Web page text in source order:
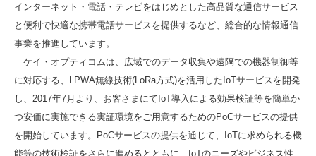
インターネット・電話・テレビをはじめとした高品質な通信サービス
と便利で快適な携帯電話サービスを提供するなど、総合的な情報通信
事業を推進しています。
ケイ・オプティコムは、広域でのデータ収集や遠隔での機器制御等
に対応する、LPWA無線技術(LoRa方式)を活用したIoTサービスを開発
し、2017年7月より、お客さまにてIoT導入による効果検証等を簡単か
つ安価に実施できる実証環境をご用意するためのPoCサービスの提供
を開始しています。PoCサービスの提供を通じて、IoTに求められる機
能等の技術検証をさらに進めるとともに、IoTのニーズやビジネス性